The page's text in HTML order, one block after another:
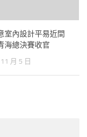
室內設計平易近間
海總決賽收官
月 5 日